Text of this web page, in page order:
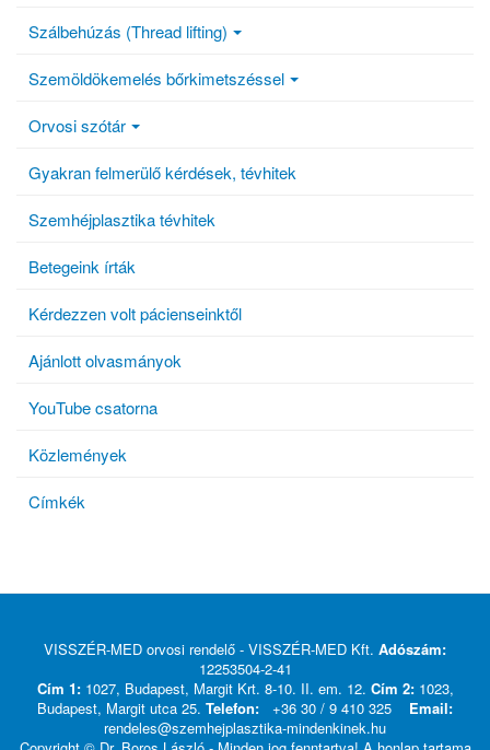
Szálbehúzás (Thread lifting)
Szemöldökemelés bőrkimetszéssel
Orvosi szótár
Gyakran felmerülő kérdések, tévhitek
Szemhéjplasztika tévhitek
Betegeink írták
Kérdezzen volt pácienseinktől
Ajánlott olvasmányok
YouTube csatorna
Közlemények
Címkék
VISSZÉR-MED orvosi rendelő - VISSZÉR-MED Kft. Adószám:
12253504-2-41
Cím 1:1027, Budapest, Margit Krt. 8-10. II. em. 12. Cím 2:1023,
Budapest, Margit utca 25. Telefon: +36 30 / 9 410 325
Email:
rendeles@szemhejplasztika-mindenkinek.hu